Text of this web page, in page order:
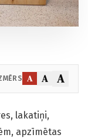
A A A
lakatiņi,
apzīmētas